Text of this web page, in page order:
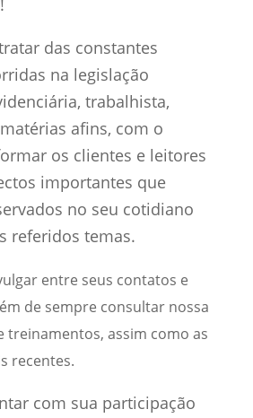
das constantes
na legislação
trabalhista,
afins, com o
os clientes e leitores
importantes que
no seu cotidiano
referidos temas.
entre seus contatos e
de sempre consultar nossa
treinamentos, assim como as
recentes.
com sua participação